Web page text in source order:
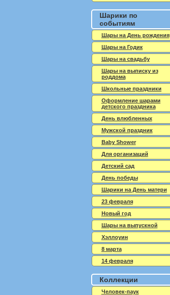
Шарики по
событиям
Шары на День рождения
Шары на Годик
Шары на свадьбу
Шары на выписку из
роддома
Школьные праздники
Оформление шарами
детского праздника
День влюбленных
Мужской праздник
Baby Shower
Для организаций
Детский сад
День победы
Шарики на День матери
23 февраля
Новый год
Шары на выпускной
Хэллоуин
8 марта
14 февраля
Коллекции
Человек-паук